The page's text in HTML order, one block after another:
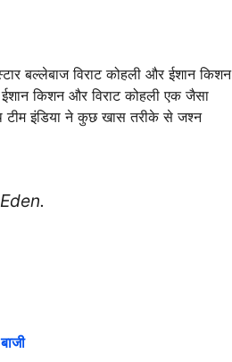
बल्लेबाज विराट कोहली और ईशान किशन
किशन और विराट कोहली एक जैसा
इंडिया ने कुछ खास तरीके से जश्न